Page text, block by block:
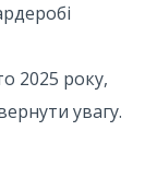
2025 року,
увагу.